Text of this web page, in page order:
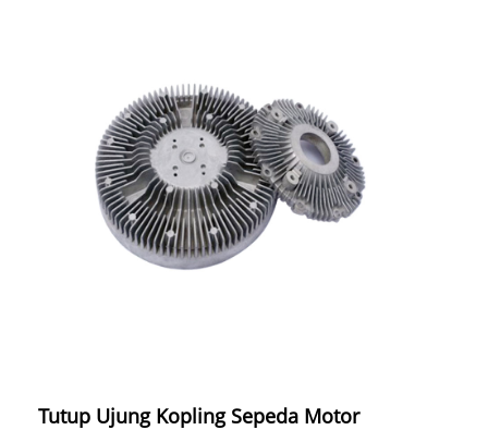
Tutup Ujung Kopling Sepeda Motor